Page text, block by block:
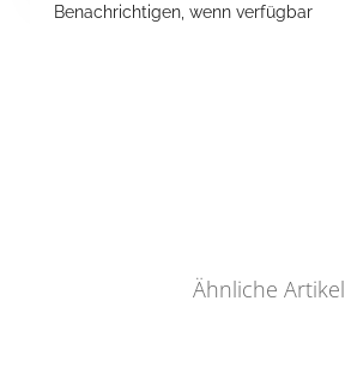
Benachrichtigen, wenn verfügbar
Ähnliche Artikel